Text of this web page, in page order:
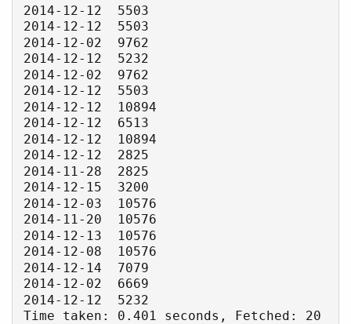
2014-12-12  5503
2014-12-12  5503
2014-12-02  9762
2014-12-12  5232
2014-12-02  9762
2014-12-12  5503
2014-12-12  10894
2014-12-12  6513
2014-12-12  10894
2014-12-12  2825
2014-11-28  2825
2014-12-15  3200
2014-12-03  10576
2014-11-20  10576
2014-12-13  10576
2014-12-08  10576
2014-12-14  7079
2014-12-02  6669
2014-12-12  5232
Time taken: 0.401 seconds, Fetched: 20